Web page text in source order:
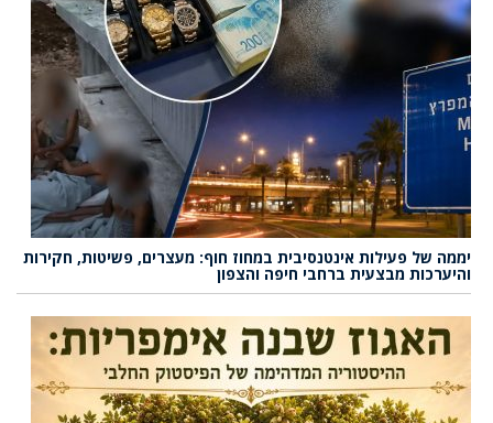
יממה של פעילות אינטנסיבית במחוז חוף: מעצרים, פשיטות, חקירות
והיערכות מבצעית ברחבי חיפה והצפון